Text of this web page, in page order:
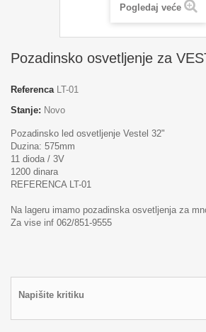
Pogledaj veće
Pozadinsko osvetljenje za
Referenca LT-01
Stanje: Novo
Pozadinsko led osvetljenje Vestel 32"
Duzina: 575mm
11 dioda / 3V
1200 dinara
REFERENCA LT-01
Na lageru imamo pozadinska osvetljenja za
Za vise inf 062/851-9555
Napišite kritiku